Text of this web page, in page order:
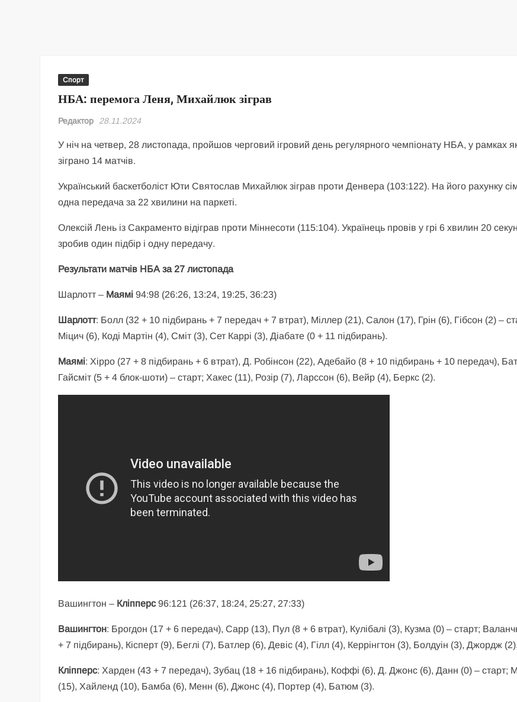
Спорт
НБА: перемога Леня, Михайлюк зіграв
Редактор 28.11.2024
У ніч на четвер, 28 листопада, пройшов черговий ігровий день регулярного чемпіонату НБА, у рамках
зіграно 14 матчів.
Український баскетболіст Юти Святослав Михайлюк зіграв проти Денвера (103:122). На його рахунку сім
одна передача за 22 хвилини на паркеті.
Олексій Лень із Сакраменто відіграв проти Міннесоти (115:104). Українець провів у грі 6 хвилин 20
зробив один підбір і одну передачу.
Результати матчів НБА за 27 листопада
Шарлотт – Маямі94:98 (26:26, 13:24, 19:25, 36:23)
Шарлотт: Болл (32 + 10 підбирань + 7 передач + 7 втрат), Міллер (21), Салон (17), Грін (6), Гібсон (2) –
Міцич (6), Коді Мартін (4), Сміт (3), Сет Каррі (3), Діабате (0 + 11 підбирань).
Маямі: Хірро (27 + 8 підбирань + 6 втрат), Д. Робінсон (22), Адебайо (8 + 10 підбирань + 10 передач),
Гайсміт (5 + 4 блок-шоти) – старт; Хакес (11), Розір (7), Ларссон (6), Вейр (4), Беркс (2).
Вашингтон – Кліпперс96:121 (26:37, 18:24, 25:27, 27:33)
Вашингтон: Брогдон (17 + 6 передач), Сарр (13), Пул (8 + 6 втрат), Кулібалі (3), Кузма (0) – старт;
+ 7 підбирань), Кісперт (9), Беглі (7), Батлер (6), Девіс (4), Гілл (4), Керрінгтон (3), Болдуін (3), Джордж (2).
Кліпперс: Харден (43 + 7 передач), Зубац (18 + 16 підбирань), Коффі (6), Д. Джонс (6), Данн (0) – старт;
(15), Хайленд (10), Бамба (6), Менн (6), Джонс (4), Портер (4), Батюм (3).